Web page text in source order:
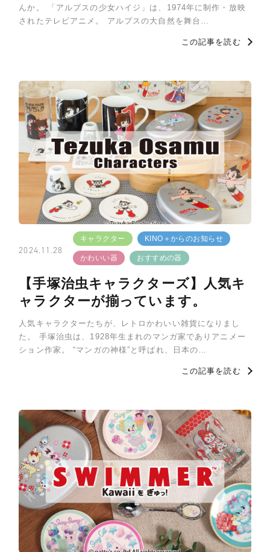
んか。 「アルプスの少女ハイジ」は、1974年に制作・放映
されたテレビアニメ。 アルプスの大自然を舞台…
この記事を読む
2024.11.28
キャラクター KINO＋からのお知らせ
かわいい器 おすすめの器
【手塚治虫キャラクターズ】人気キ
ャラクターが揃っています。
人気キャラクターたちが、レトロかわいい雑貨になりまし
た。 手塚治虫は、1928年生まれのマンガ家でありアニメー
ション作家。 “マンガの神様”と呼ばれ、日本の…
この記事を読む